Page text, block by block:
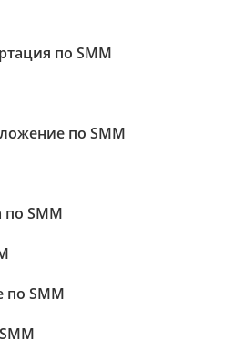
по SMM
по SMM
по SMM
по SMM